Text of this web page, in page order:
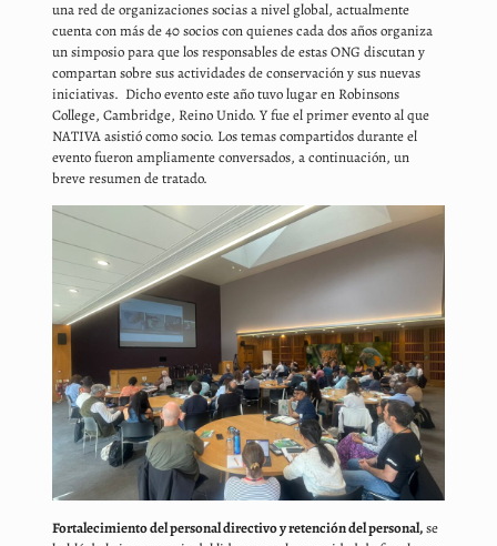
una red de organizaciones socias a nivel global, actualmente
cuenta con más de 40 socios con quienes cada dos años organiza
un simposio para que los responsables de estas ONG discutan y
compartan sobre sus actividades de conservación y sus nuevas
iniciativas. Dicho evento este año tuvo lugar en Robinsons
College, Cambridge, Reino Unido. Y fue el primer evento al que
NATIVA asistió como socio. Los temas compartidos durante el
evento fueron ampliamente conversados, a continuación, un
breve resumen de tratado.
Fortalecimiento del personal directivo y retención del personal,se